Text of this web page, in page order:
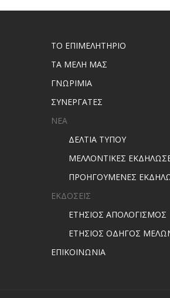
ΤΟ ΕΠΙΜΕΛΗΤΗΡΙΟ
ΤΑ ΜΕΛΗ ΜΑΣ
ΓΝΩΡΙΜΙΑ
ΣΥΝΕΡΓΑΤΕΣ
ΝΕΑ
ΔΕΛΤΙΑ ΤΥΠΟΥ
ΜΕΛΛΟΝΤΙΚΕΣ
ΠΡΟΗΓΟΥΜΕΝΕΣ
ΕΚΔΟΣΕΙΣ
ΕΤΗΣΙΟΣ ΑΠΟΛΟΓΙΣΜΟΣ
ΕΤΗΣΙΟΣ ΟΔΗΓΟΣ
ΕΠΙΚΟΙΝΩΝΙΑ